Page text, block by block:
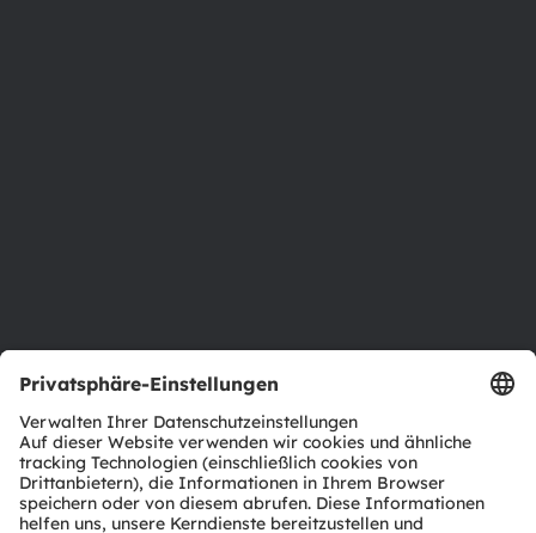
Produkt Selektor
Download Center
Tools
Kundenanfragen
Technischer Support